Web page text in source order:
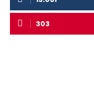
303